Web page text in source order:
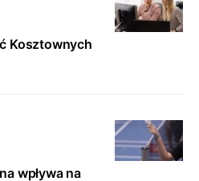
Kosztownych
wpływa na